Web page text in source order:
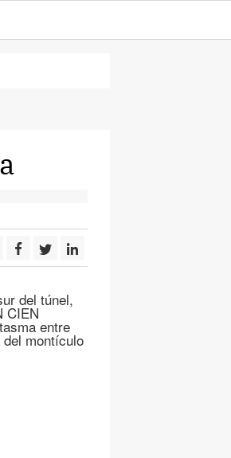
del túnel,
CIEN
entre
montículo